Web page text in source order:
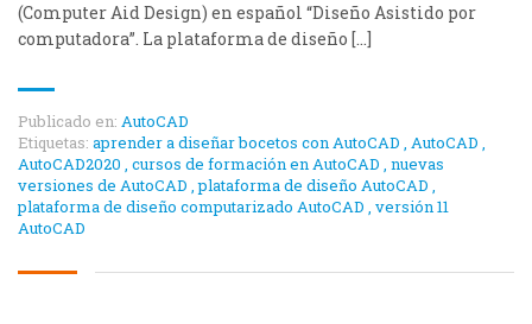
(Computer Aid Design) en español “Diseño Asistido por
computadora”. La plataforma de diseño […]
Publicado en: AutoCAD
Etiquetas: aprender a diseñar bocetos con AutoCAD , AutoCAD ,
AutoCAD2020 , cursos de formación en AutoCAD , nuevas
versiones de AutoCAD , plataforma de diseño AutoCAD ,
plataforma de diseño computarizado AutoCAD , versión 11
AutoCAD